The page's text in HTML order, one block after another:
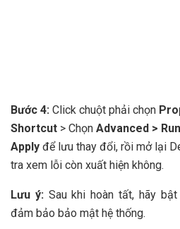
Bước 4: Click chuột phải chọn
Shortcut > Chọn Advanced >
Apply để lưu thay đổi, rồi mở lại
tra xem lỗi còn xuất hiện không.
Lưu ý:Sau khi hoàn tất, hãy
đảm bảo bảo mật hệ thống.